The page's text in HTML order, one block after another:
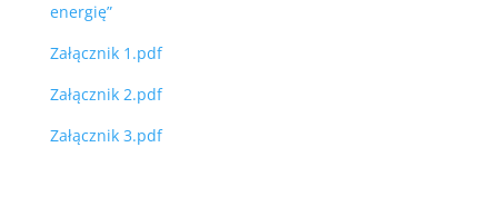
energię”
Załącznik 1.pdf
Załącznik 2.pdf
Załącznik 3.pdf